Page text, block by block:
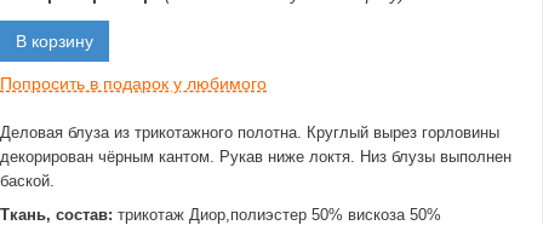
В корзину
Попросить в подарок у любимого
Деловая блуза из трикотажного полотна. Круглый вырез горловины
декорирован чёрным кантом. Рукав ниже локтя. Низ блузы выполнен
баской.
Ткань, состав: трикотаж Диор,полиэстер 50% вискоза 50%